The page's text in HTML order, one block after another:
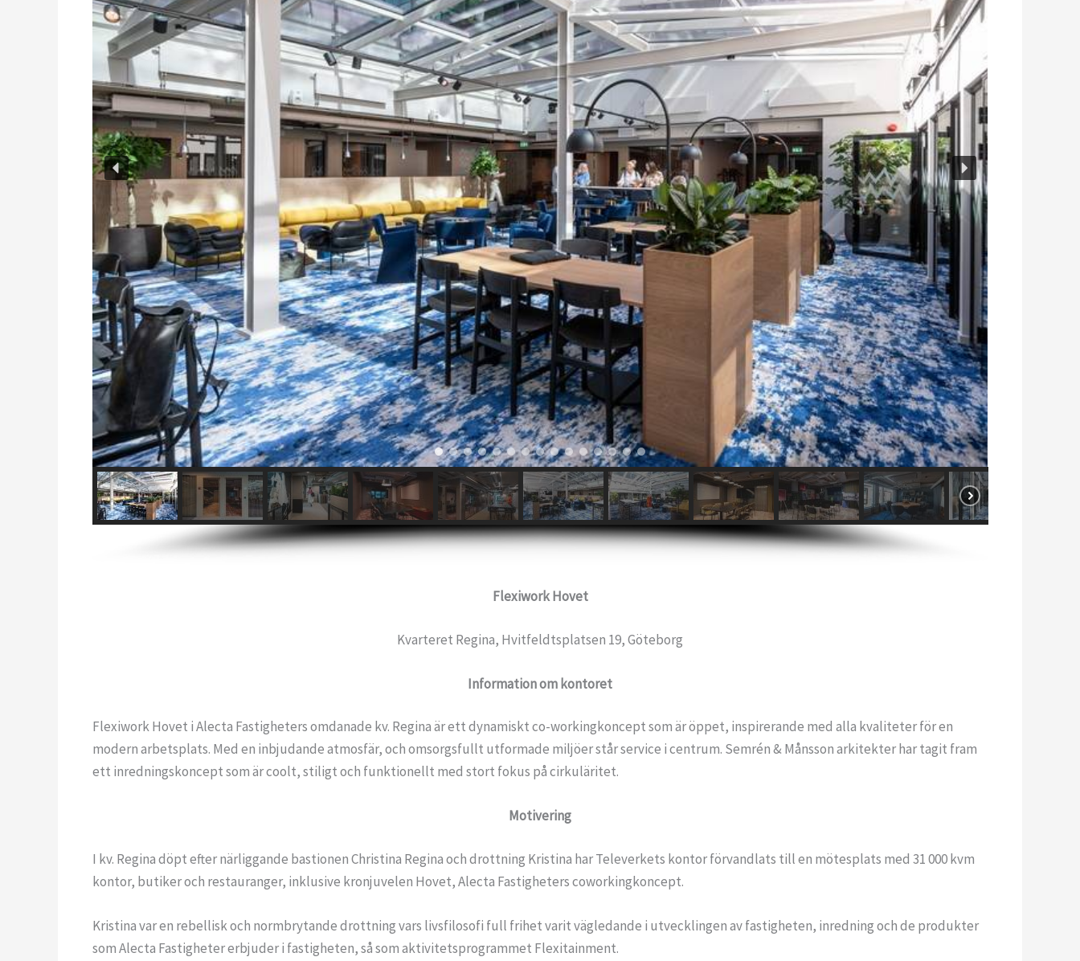
Flexiwork Hovet
Kvarteret Regina, Hvitfeldtsplatsen 19, Göteborg
Information om kontoret
Flexiwork Hovet i Alecta Fastigheters omdanade kv. Regina är ett dynamiskt co-workingkoncept som är öppet, inspirerande med alla kvaliteter för en
modern arbetsplats. Med en inbjudande atmosfär, och omsorgsfullt utformade miljöer står service i centrum. Semrén & Månsson arkitekter har tagit fram
ett inredningskoncept som är coolt, stiligt och funktionellt med stort fokus på cirkuläritet.
Motivering
I kv. Regina döpt efter närliggande bastionen Christina Regina och drottning Kristina har Televerkets kontor förvandlats till en mötesplats med 31 000 kvm
kontor, butiker och restauranger, inklusive kronjuvelen Hovet, Alecta Fastigheters coworkingkoncept.
Kristina var en rebellisk och normbrytande drottning vars livsfilosofi full frihet varit vägledande i utvecklingen av fastigheten, inredning och de produkter
som Alecta Fastigheter erbjuder i fastigheten, så som aktivitetsprogrammet Flexitainment.